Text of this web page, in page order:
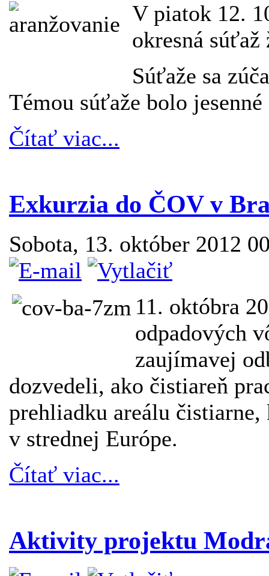
V piatok 12.
okresná
Súťaže sa
Témou súťaže bolo
Čítať viac...
Exkurzia do ČOV v
Sobota, 13. október 2012
11. októbra
odpadových
zaujímavej
dozvedeli, ako čistiareň
prehliadku areálu
v strednej Európe.
Čítať viac...
Aktivity projektu